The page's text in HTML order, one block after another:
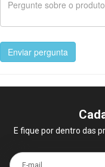
Enviar pergunta
E fique por dentro das
E-mail